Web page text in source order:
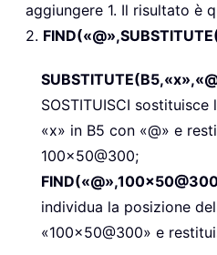
aggiungere 1. Il risultato è
2.
SOSTITUISCI
«x» in B5 con «@» e
100x50@300;
individua la posizione
«100x50@300» e